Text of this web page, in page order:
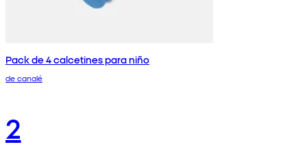
Pack de 4 calcetines para niño
de canalé
2